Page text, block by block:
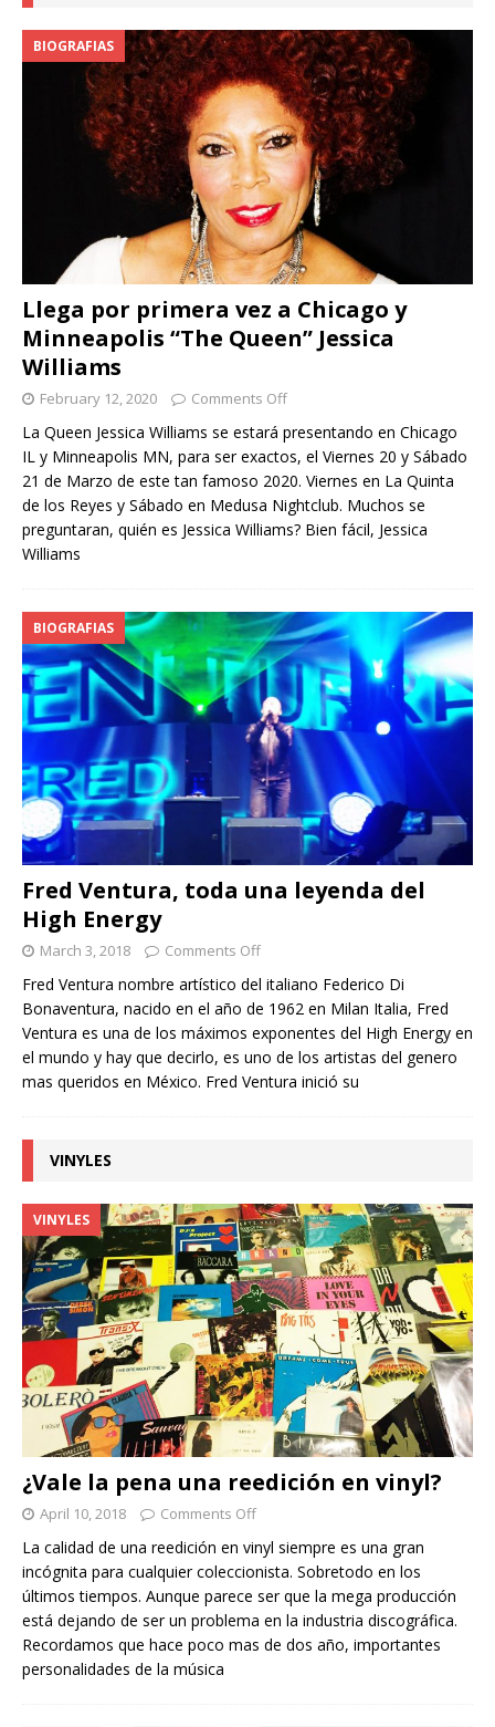
Llega por primera vez a Chicago y
Minneapolis “The Queen” Jessica
Williams
BIOGRAFIAS
February 12, 2020 Comments Off
La Queen Jessica Williams se estará presentando en Chicago
IL y Minneapolis MN, para ser exactos, el Viernes 20 y Sábado
21 de Marzo de este tan famoso 2020. Viernes en La Quinta
de los Reyes y Sábado en Medusa Nightclub. Muchos se
preguntaran, quién es Jessica Williams? Bien fácil, Jessica
Williams
Fred Ventura, toda una leyenda del
High Energy
BIOGRAFIAS
March 3, 2018 Comments Off
Fred Ventura nombre artístico del italiano Federico Di
Bonaventura, nacido en el año de 1962 en Milan Italia, Fred
Ventura es una de los máximos exponentes del High Energy en
el mundo y hay que decirlo, es uno de los artistas del genero
mas queridos en México. Fred Ventura inició su
VINYLES
¿Vale la pena una reedición en vinyl?
VINYLES
April 10, 2018 Comments Off
La calidad de una reedición en vinyl siempre es una gran
incógnita para cualquier coleccionista. Sobretodo en los
últimos tiempos. Aunque parece ser que la mega producción
está dejando de ser un problema en la industria discográfica.
Recordamos que hace poco mas de dos año, importantes
personalidades de la música